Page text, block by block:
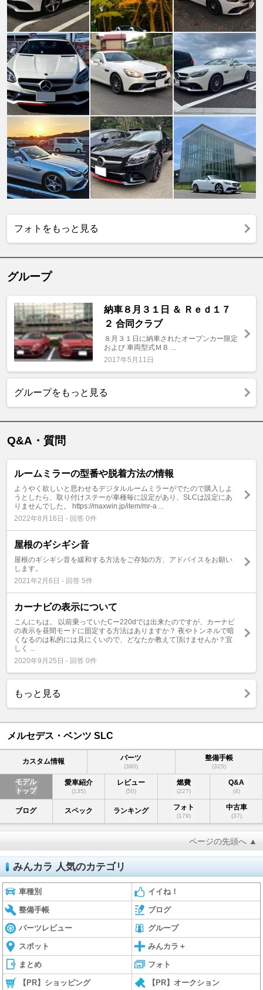
フォトをもっと見る
グループ
納車８月３１日 ＆ Ｒｅｄ１７
２ 合同クラブ
８月３１日に納車されたオープンカー限定
および 車両型式ＭＢ ...
2017年5月11日
グループをもっと見る
Q&A・質問
ルームミラーの型番や脱着方法の情報
ようやく欲しいと思わせるデジタルルームミラーがでたので購入しよ
うとしたら、取り付けステーが車種毎に設定があり、SLCは設定にあ
りませんでした。 https://maxwin.jp/item/mr-a ...
2022年8月16日 - 回答 0件
屋根のギシギシ音
屋根のギシギシ音を緩和する方法をご存知の方、アドバイスをお願い
します。
2021年2月6日 - 回答 5件
カーナビの表示について
こんにちは。 以前乗っていたCー220dでは出来たのですが、カーナビ
の表示を昼間モードに固定する方法はありますか？ 夜やトンネルで暗
くなるのは私的には見にくいので、どなたか教えて頂けませんか？宜
しく ...
2020年9月25日 - 回答 0件
もっと見る
メルセデス・ベンツ SLC
カスタム情報 パーツ
(380)
整備手帳
(325)
モデル
トップ
愛車紹介
(135)
レビュー
(50)
燃費
(227)
Q&A
(4)
ブログ スペック ランキング フォト
(179)
中古車
(37)
ページの先頭へ ▲
みんカラ 人気のカテゴリ
車種別 イイね！
整備手帳 ブログ
パーツレビュー グループ
スポット みんカラ＋
まとめ フォト
【PR】ショッピング 【PR】オークション